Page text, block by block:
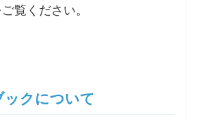
覧ください。
ックについて